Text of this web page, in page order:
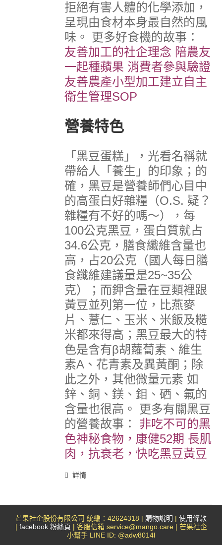
拒絕有害人體的化學添加，
呈現由食材本身最自然的風
味。 更多好食機的故事：
友善加工的社企理念 陪農友
一起種蘋果 消費者參與驗證
友善農產小型加工建立自主
衛生管理SOP
營養特色
「黑豆蛋糕」，光看名稱就
帶給人「養生」的印象；的
確，黑豆是營養師們心目中
的高蛋白好雜糧（O.S. 疑？
雜糧有不好的嗎～），每
100公克黑豆，蛋白質就占
34.6公克，膳食纖維含量也
高，占20公克（國人每日膳
食纖維建議量是25~35公
克）；而鉀含量在豆類裡跟
黃豆並列第一位，比燕麥
片、薏仁、玉米、米飯及糙
米都來得高；黑豆最大的特
色是含有β胡蘿蔔素、維生
素A、花青素及異黃酮；除
此之外，其他微量元素 如
鋅、銅、鎂、鉬、硒、氟的
含量也很高。 更多有關黑豆
的營養故事：
非吃不可的黑
色神秘食物，康健52期 長肌
肉，抗衰老，快吃黑豆黃豆
詳情
芒果社企股份有限公司 統編：42624318 | 購物說明 | 使用條款
| facebook 粉絲頁 | 客服信箱 service@mango.care | 芒果社企
小幫手 LINE ID: @adw8014l